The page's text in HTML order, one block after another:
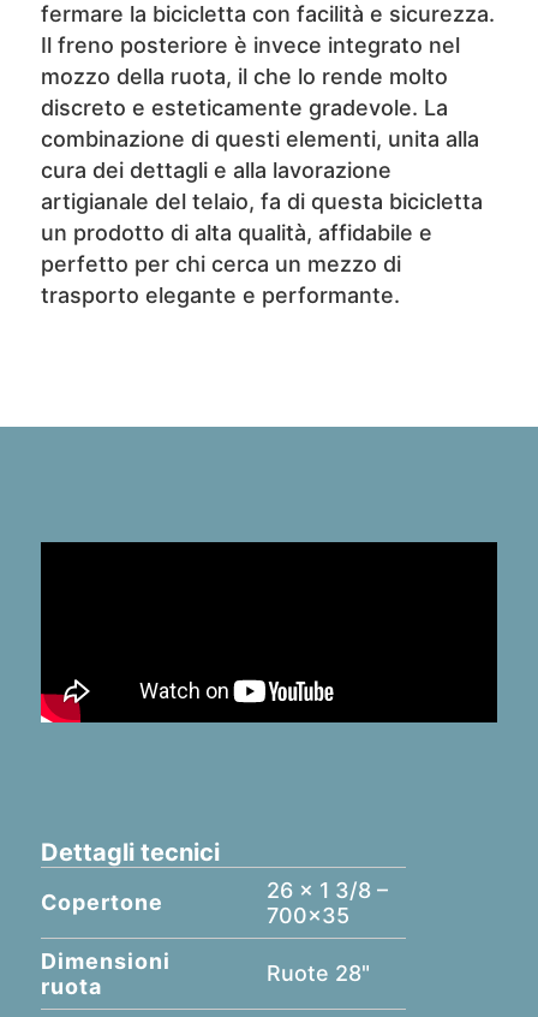
fermare la bicicletta con facilità e sicurezza.
Il freno posteriore è invece integrato nel
mozzo della ruota, il che lo rende molto
discreto e esteticamente gradevole. La
combinazione di questi elementi, unita alla
cura dei dettagli e alla lavorazione
artigianale del telaio, fa di questa bicicletta
un prodotto di alta qualità, affidabile e
perfetto per chi cerca un mezzo di
trasporto elegante e performante.
Dettagli tecnici
Copertone
26 x 1 3/8 –
700x35
Dimensioni
ruota
Ruote 28"